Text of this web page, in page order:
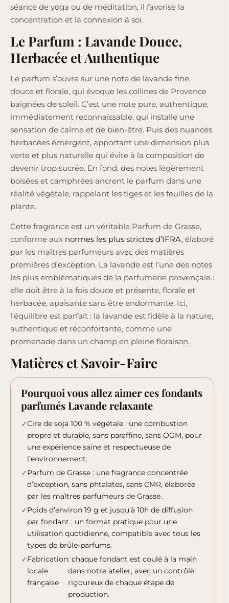
séance de yoga ou de méditation, il favorise la
concentration et la connexion à soi.
Le Parfum : Lavande Douce,
Herbacée et Authentique
Le parfum s’ouvre sur une note de lavande fine,
douce et florale, qui évoque les collines de Provence
baignées de soleil. C’est une note pure, authentique,
immédiatement reconnaissable, qui installe une
sensation de calme et de bien-être. Puis des nuances
herbacées émergent, apportant une dimension plus
verte et plus naturelle qui évite à la composition de
devenir trop sucrée. En fond, des notes légèrement
boisées et camphrées ancrent le parfum dans une
réalité végétale, rappelant les tiges et les feuilles de la
plante.
Cette fragrance est un véritable Parfum de Grasse,
conforme aux normes les plus strictes d’IFRA, élaboré
par les maîtres parfumeurs avec des matières
premières d’exception. La lavande est l’une des notes
les plus emblématiques de la parfumerie provençale :
elle doit être à la fois douce et présente, florale et
herbacée, apaisante sans être endormante. Ici,
l’équilibre est parfait : la lavande est fidèle à la nature,
authentique et réconfortante, comme une
promenade dans un champ en pleine floraison.
Matières et Savoir-Faire
Pourquoi vous allez aimer ces fondants
parfumés Lavande relaxante
Cire de soja 100 % végétale : une combustion
propre et durable, sans paraffine, sans OGM, pour
une expérience saine et respectueuse de
l’environnement.
Parfum de Grasse : une fragrance concentrée
d’exception, sans phtalates, sans CMR, élaborée
par les maîtres parfumeurs de Grasse.
Poids d’environ 19 g et jusqu’à 10h de diffusion
par fondant : un format pratique pour une
utilisation quotidienne, compatible avec tous les
types de brûle-parfums.
Fabrication
locale
française
: chaque fondant est coulé à la main
dans notre atelier, avec un contrôle
rigoureux de chaque étape de
production.